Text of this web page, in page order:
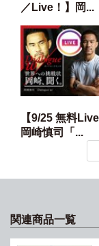
／Live！】岡...
【9/25 無料
岡崎慎司「...
関連商品一覧